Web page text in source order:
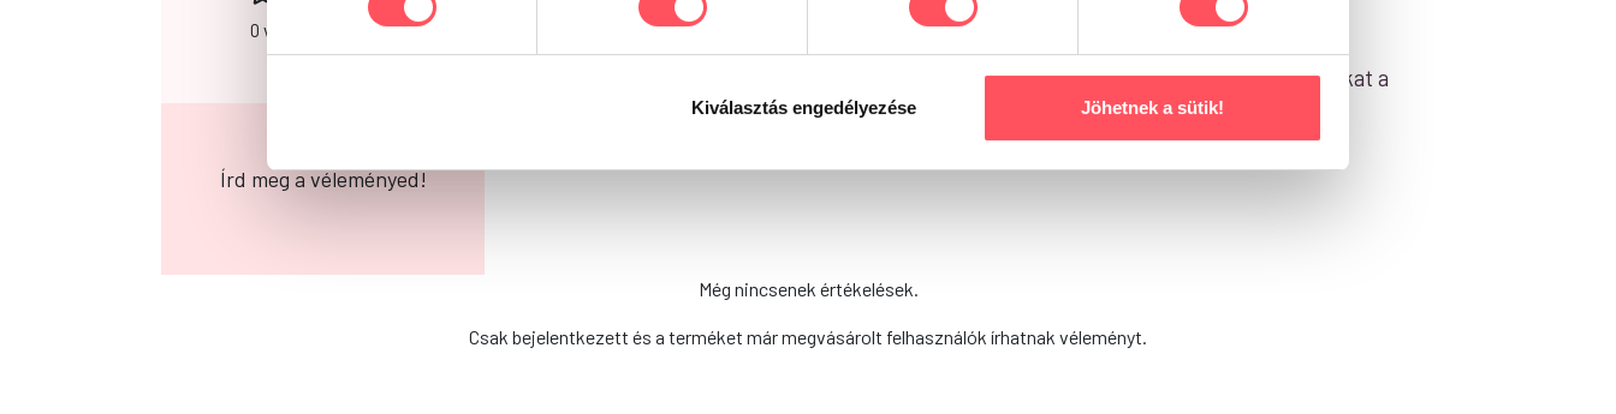
Kiválasztás engedélyezése Jöhetnek a sütik!
0 vélemény alapján
Írd meg a véleményed!
Már kipróbáltad ezt a terméket?
Oszd meg tapasztalataidat, véleményedet a Petguru közösségével! Segítsd a gazdikat a
Még nincsenek értékelések.
Csak bejelentkezett és a terméket már megvásárolt felhasználók írhatnak véleményt.